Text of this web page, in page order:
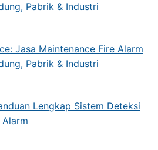
Pabrik & Industri
Jasa Maintenance Fire Alarm
Pabrik & Industri
Lengkap Sistem Deteksi
Alarm